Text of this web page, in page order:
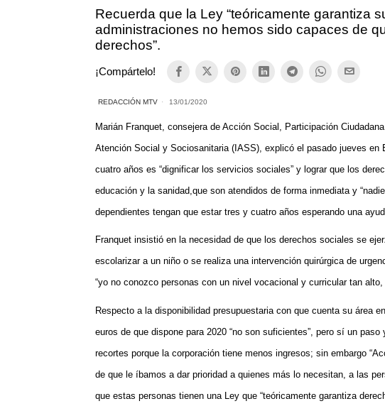
Recuerda que la Ley “teóricamente garantiza
administraciones no hemos sido capaces de
derechos”.
¡Compártelo!
REDACCIÓN MTV 13/01/2020
Marián Franquet, consejera de Acción Social, Participación
Atención Social y Sociosanitaria (IASS),explicó el pasado jueves en
cuatro años es “dignificar los servicios sociales” y lograr que los
educación y la sanidad,que son atendidos de forma inmediata y
dependientes tengan que estar tres y cuatro años esperando una
Franquet insistió en la necesidad de que los derechos sociales se
escolarizar a un niño o se realiza una intervención quirúrgica de
“yo no conozco personas con un nivelvocacional ycurricular tan
Respecto a la disponibilidad presupuestaria con que cuenta su área
euros de que dispone para 2020 “no son suficientes”, pero sí un
recortes porque la corporación tiene menos ingresos; sin embargo
de que le íbamos a dar prioridad a quienes más lo necesitan, a las
que estas personas tienen una Ley que “teóricamente garantiza